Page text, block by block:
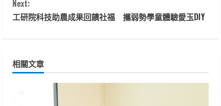
t
n
Next:
工研院科技助農成果回饋社福 攜弱勢學童體驗愛玉DIY
相關文章